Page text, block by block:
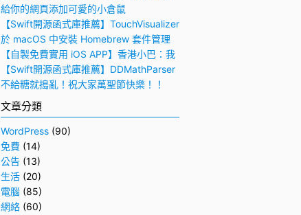
與感想
給你的網頁添加可愛的小倉鼠
【Swift開源函式庫推薦】TouchVisualizer
– 於屏幕上顯示你所觸摸的位置
於 macOS 中安裝 Homebrew 套件管理
工具
【自製免費實用 iOS APP】香港小巴：我
要下車！
【Swift開源函式庫推薦】DDMathParser
– 通過文字表達式（算式）計算結果
不給糖就搗亂！祝大家萬聖節快樂！！
文章分類
WordPress (90)
免費 (14)
公告 (13)
生活 (20)
電腦 (85)
網絡 (60)